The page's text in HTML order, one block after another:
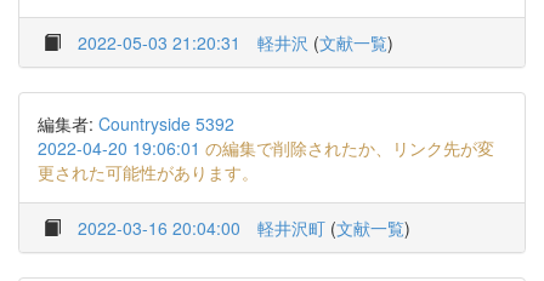
2022-05-03 21:20:31 軽井沢 (文献一覧)
編集者: Countryside 5392
2022-04-20 19:06:01 の編集で削除されたか、リンク先が変
更された可能性があります。
2022-03-16 20:04:00 軽井沢町 (文献一覧)